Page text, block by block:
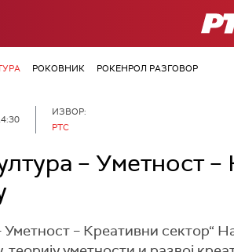
РТС
РОКОВНИК РОКЕНРОЛ РАЗГОВОР
ИЗВОР:
РТС
– Уметност
Уметност – Креативни сектор“